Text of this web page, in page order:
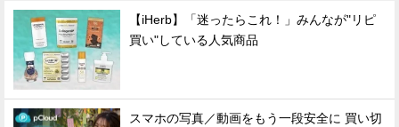
【iHerb】「迷ったらこれ！」みんなが"リピ
買い"している人気商品
スマホの写真／動画をもう一段安全に 買い切